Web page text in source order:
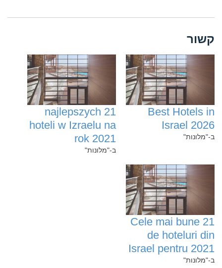
קשור
Best Hotels in
Israel 2026
ב-"מלונות"
21 najlepszych
hoteli w Izraelu na
rok 2021
ב-"מלונות"
Cele mai bune 21
de hoteluri din
Israel pentru 2021
ב-"מלונות"